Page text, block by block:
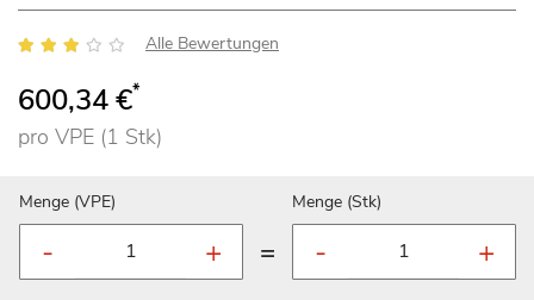
Bewertung: Alle Bewertungen
600,34 €*
pro VPE (1 Stk)
Menge (VPE)
=
Menge (Stk)